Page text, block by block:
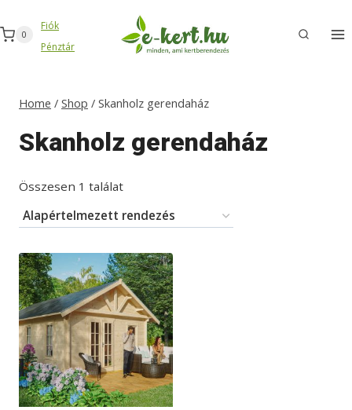
to
content
0
Fiók
Pénztár
Home / Shop / Skanholz gerendaház
Skanholz gerendaház
Összesen 1 találat